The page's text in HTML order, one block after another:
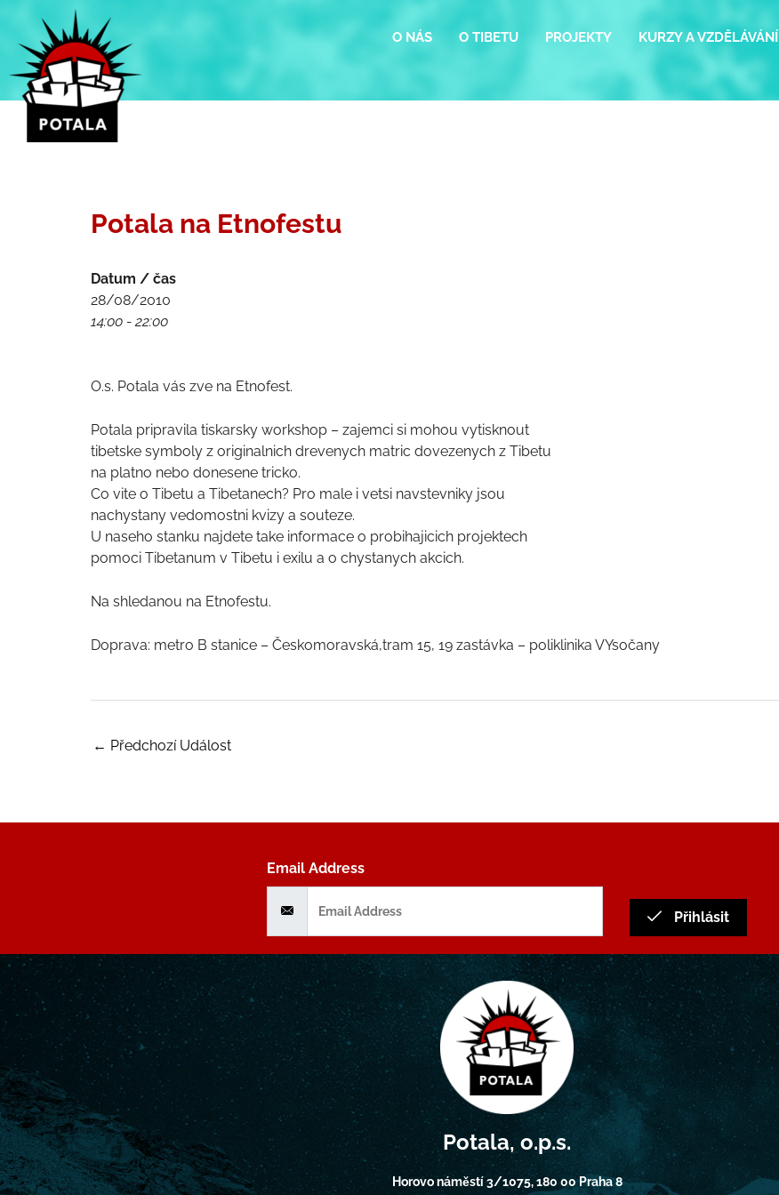
obsah
O NÁS O TIBETU PROJEKTY KURZY A VZDĚLÁVÁNÍ
Potala na Etnofestu
Datum / čas
28/08/2010
14:00 - 22:00
O.s. Potala vás zve na Etnofest.
Potala pripravila tiskarsky workshop – zajemci si mohou vytisknout
tibetske symboly z originalnich drevenych matric dovezenych z Tibetu
na platno nebo donesene tricko.
Co vite o Tibetu a Tibetanech? Pro male i vetsi navstevniky jsou
nachystany vedomostni kvizy a souteze.
U naseho stanku najdete take informace o probihajicich projektech
pomoci Tibetanum v Tibetu i exilu a o chystanych akcich.
Na shledanou na Etnofestu.
Doprava: metro B stanice – Českomoravská,tram 15, 19 zastávka – poliklinika VYsočany
← Předchozí Událost
Email Address
Přihlásit
Potala, o.p.s.
Horovo náměstí 3/1075, 180 00 Praha 8